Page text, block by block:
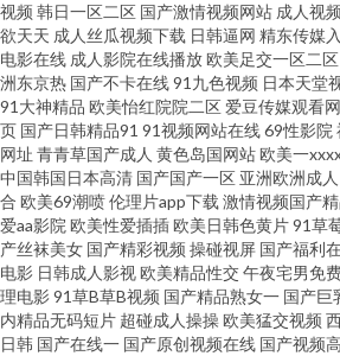
97超碰影视 极品尤物自慰喷水 宅福利导航 午夜
费在线视频 不卡无码日韩 91九色海角涩涩 超碰
俺去也官网 成人在线一区二区 97色色资源总站
不卡12 亚洲黄色在线看 四区五区福利导航 黑人
视频在线观看 欧美第一页导航 青青草伊人网 黄
亚一本视频 欧美A视频 91大神视频免费 免费看簧
视频 韩日一区二区 国产激情视频网站 成人视
欲天天 成人丝瓜视频下载 日韩逼网 精东传媒
电影在线 成人影院在线播放欧美足交一区二区
洲东京热 国产不卡在线91九色视频 日本天堂
91大神精品 欧美怡红院院二区 爱豆传媒观看
页 国产日韩精品91 91视频网站在线69性影院
网址 青青草国产成人 黄色岛国网站欧美一
中国韩国日本高清 国产国产一区 亚洲欧洲成人
合 欧美69潮喷伦理片app下载 激情视频国产
爱aa影院 欧美性爱插插欧美日韩色黄片91草
产丝袜美女 国产精彩视频 操碰视屏 国产福利
电影 日韩成人影视欧美精品性交午夜宅男免
理电影91草B草B视频 国产精品熟女一 国产巨
内精品无码短片 超碰成人操操欧美猛交视频
日韩 国产在线一 国产原创视频在线 国产视频